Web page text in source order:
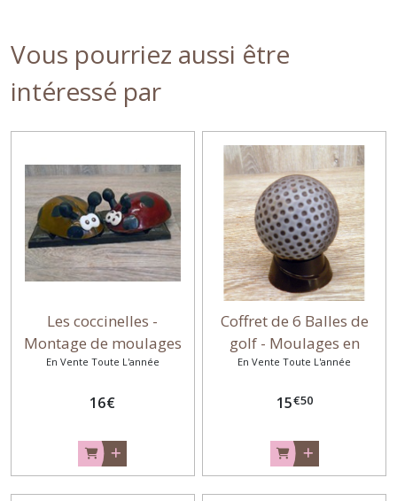
Vous pourriez aussi être
intéressé par
Les coccinelles -
Montage de moulages
en chocolat
En Vente Toute L'année
16€
Coffret de 6 Balles de
golf - Moulages en
chocolat
En Vente Toute L'année
15€50